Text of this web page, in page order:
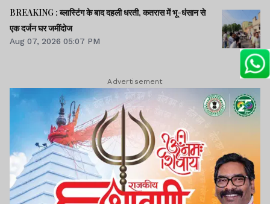
BREAKING : ब्लास्टिंग के बाद दहली धरती, कतरास में भू-धंसान से
एक दर्जन घर जमींदोज
Aug 07, 2026 05:07 PM
Advertisement